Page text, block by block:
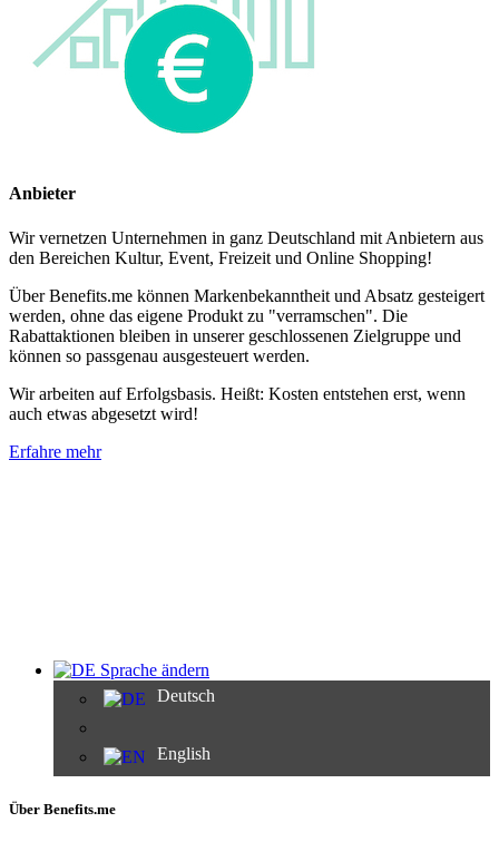
Anbieter
Wir vernetzen Unternehmen in ganz Deutschland mit Anbietern aus
den Bereichen Kultur, Event, Freizeit und Online Shopping!
Über Benefits.me können Markenbekanntheit und Absatz gesteigert
werden, ohne das eigene Produkt zu "verramschen". Die
Rabattaktionen bleiben in unserer geschlossenen Zielgruppe und
können so passgenau ausgesteuert werden.
Wir arbeiten auf Erfolgsbasis. Heißt: Kosten entstehen erst, wenn
auch etwas abgesetzt wird!
Erfahre mehr
Sprache ändern
Deutsch
English
Über Benefits.me